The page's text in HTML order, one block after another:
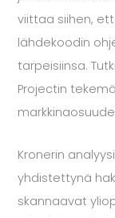
viittaa siihen,
lähdekoodin
tarpeisiinsa.
Projectin
Kronerin
yhdistettynä
skannaavat